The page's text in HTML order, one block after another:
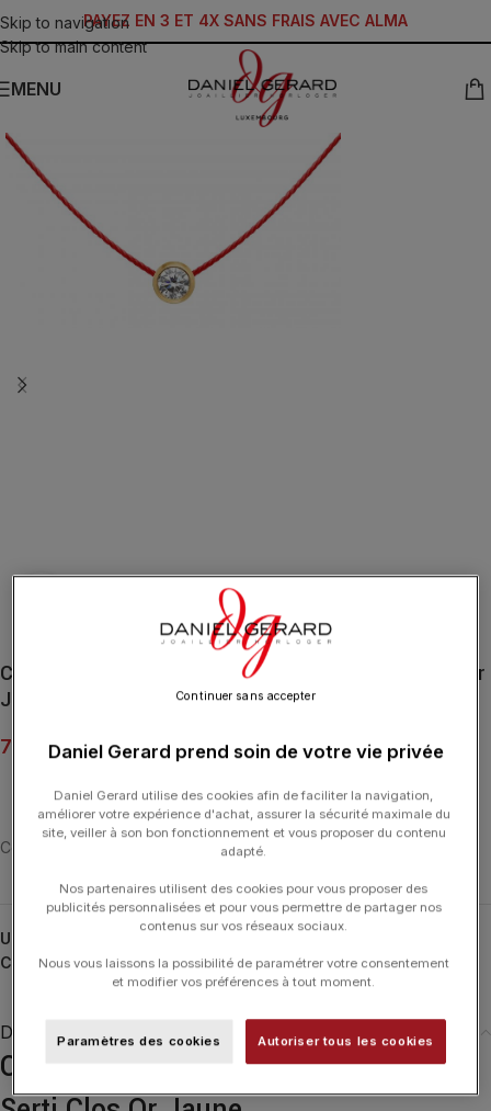
Skip to navigation
Skip to main content
PAYEZ EN 3 ET 4X SANS FRAIS AVEC ALMA
MENU
Collier Redline Pure Fil & Diamant 0.10 ct Serti Clos Or
Jaune
795.00€
Collier fil avec diamant 0.10 carat en serti clos or jaune
UGS :
Catégories : Colliers, Colliers, Pure, REDLINE
Description
Collier Redline Fil & Diamant 0.10 ct
Daniel Gerard prend soin de votre vie privée
Daniel Gerard utilise des cookies afin de faciliter la navigation,
améliorer votre expérience d'achat, assurer la sécurité maximale du
site, veiller à son bon fonctionnement et vous proposer du contenu
adapté.
Nos partenaires utilisent des cookies pour vous proposer des
publicités personnalisées et pour vous permettre de partager nos
contenus sur vos réseaux sociaux.
Nous vous laissons la possibilité de paramétrer votre consentement
et modifier vos préférences à tout moment.
Paramètres des cookies Autoriser tous les cookies
Continuer sans accepter